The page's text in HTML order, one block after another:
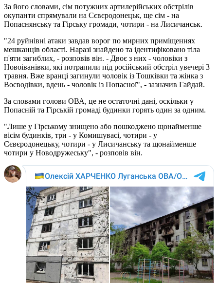
За його словами, сім потужних артилерійських обстрілів
окупанти спрямували на Сєвєродонецьк, ще сім - на
Попаснянську та Гірську громади, чотири - на Лисичанськ.
"24 руйнівні атаки завдав ворог по мирних приміщеннях
мешканців області. Наразі знайдено та ідентифіковано тіла
п'яти загиблих, - розповів він. - Двоє з них - чоловіки з
Новоіванівки, які потрапили під російський обстріл увечері 3
травня. Вже вранці загинули чоловік із Тошківки та жінка з
Воєводівки, вдень - чоловік із Попасної", - зазначив Гайдай.
За словами голови ОВА, це не остаточні дані, оскільки у
Попасній та Гірській громаді будинки горять один за одним.
"Лише у Гірському знищено або пошкоджено щонайменше
вісім будинків, три - у Комишувасі, чотири - у
Сєвєродонецьку, чотири - у Лисичанську та щонайменше
чотири у Новодружеську", - розповів він.